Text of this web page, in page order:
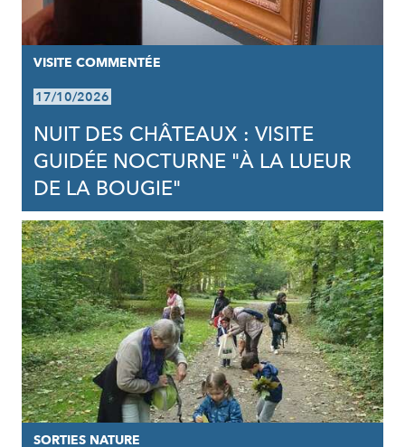
VISITE COMMENTÉE
17/10/2026
NUIT DES CHÂTEAUX : VISITE
GUIDÉE NOCTURNE "À LA LUEUR
DE LA BOUGIE"
SORTIES NATURE